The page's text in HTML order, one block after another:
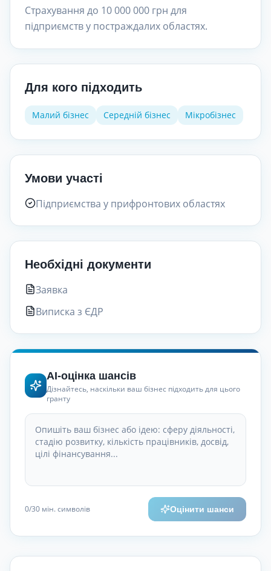
Страхування до 10 000 000 грн для
підприємств у постраждалих областях.
Для кого підходить
Малий бізнес Середній бізнес Мікробізнес
Умови участі
Підприємства у прифронтових областях
Необхідні документи
Заявка
Виписка з ЄДР
AI-оцінка шансів
Дізнайтесь, наскільки ваш бізнес підходить для цього
гранту
0/30 мін. символів Оцінити шанси